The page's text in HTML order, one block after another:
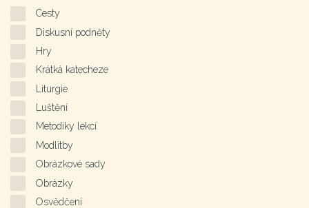
Cesty
Diskusní podněty
Hry
Krátká katecheze
Liturgie
Luštění
Metodiky lekcí
Modlitby
Obrázkové sady
Obrázky
Osvědčení